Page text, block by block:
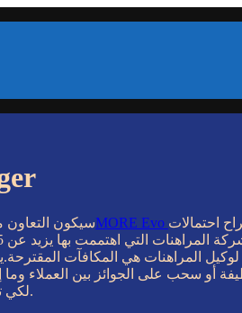
سيكون التعاون
احتمالات
لوكيل المراهنات هي المكافآت
لكي تحصل عليها.اقرأ القواعد واللوائح بعناية وتأكد من قدرتك على الالتزام بها.